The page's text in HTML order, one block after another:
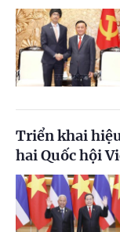
Triển khai
hai Quốc hội